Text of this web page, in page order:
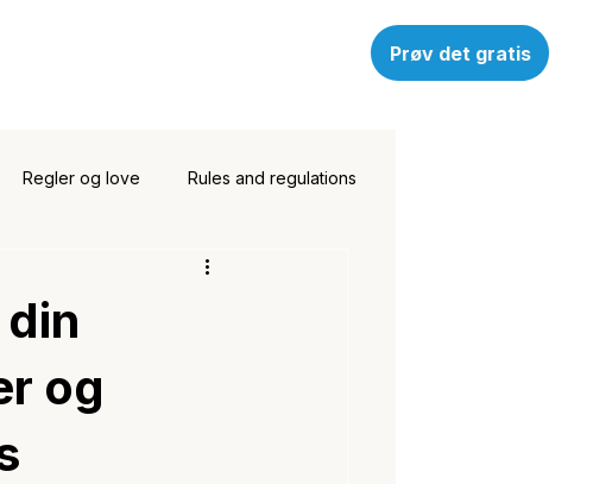
Prøv det gratis
Regler og love Rules and regulations
og